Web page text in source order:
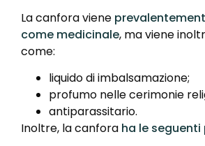
La canfora viene
come medicinale, ma viene
come:
liquido di imbalsamazione;
profumo nelle cerimonie
antiparassitario.
Inoltre, la canfora ha le